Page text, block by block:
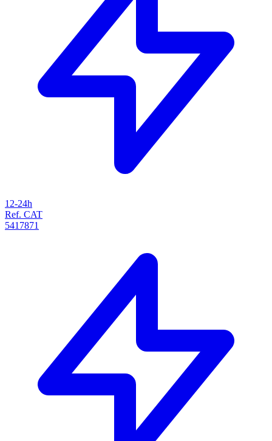
12-24h
Ref. CAT
5417871